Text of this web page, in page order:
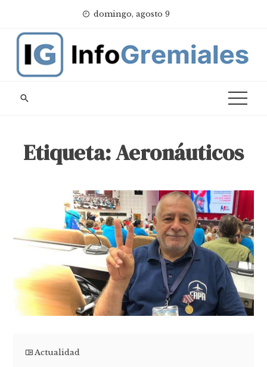
content
domingo, agosto 9
Etiqueta:Aeronáuticos
Actualidad